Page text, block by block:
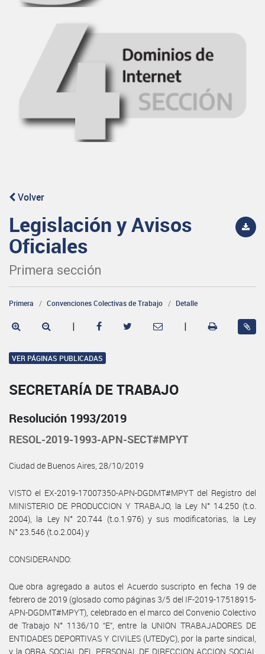
Volver
Legislación y Avisos
Oficiales
Primera sección
Primera Convenciones Colectivas de Trabajo Detalle
| |
VER PÁGINAS PUBLICADAS
SECRETARÍA DE TRABAJO
Resolución 1993/2019
RESOL-2019-1993-APN-SECT#MPYT
Ciudad de Buenos Aires, 28/10/2019
VISTO el EX-2019-17007350-APN-DGDMT#MPYT del Registro del
MINISTERIO DE PRODUCCION Y TRABAJO, la Ley N° 14.250 (t.o.
2004), la Ley N° 20.744 (t.o.1.976) y sus modificatorias, la Ley
N° 23.546 (t.o.2.004) y
CONSIDERANDO:
Que obra agregado a autos el Acuerdo suscripto en fecha 19 de
febrero de 2019 (glosado como páginas 3/5 del IF-2019-17518915-
APN-DGDMT#MPYT), celebrado en el marco del Convenio Colectivo
de Trabajo N° 1136/10 “E”, entre la UNION TRABAJADORES DE
ENTIDADES DEPORTIVAS Y CIVILES (UTEDyC), por la parte sindical,
y la OBRA SOCIAL DEL PERSONAL DE DIRECCION ACCION SOCIAL